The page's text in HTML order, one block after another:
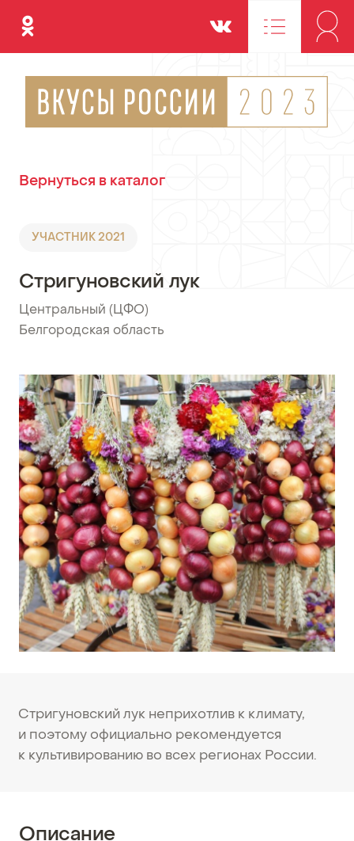
Одноклассники Вконтакте
Вернуться в каталог
УЧАСТНИК 2021
Стригуновский лук
Центральный (ЦФО)
•Белгородская область
Стригуновский лук неприхотлив к климату,
и поэтому официально рекомендуется
к культивированию во всех регионах России.
Описание